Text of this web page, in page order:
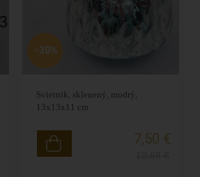
Svietnik, sklenený, modrý,
13x13x11 cm
7,50 €
-30%